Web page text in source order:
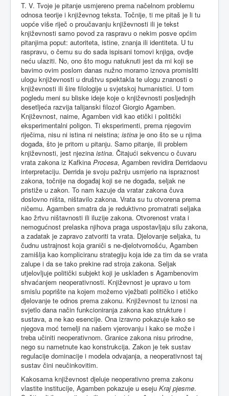
T. V. Tvoje je pitanje usmjereno prema načelnom problemu
odnosa teorije i književnog teksta. Točnije, ti me pitaš je li tu
uopće više riječ o proučavanju književnosti ili je tekst
književnosti samo povod za raspravu o nekim posve općim
pitanjima poput: autoriteta, istine, znanja ili identiteta. U tu
raspravu, o čemu su do sada ispisani tomovi knjiga, ovdje
neću ulaziti. No, ono što mogu natuknuti jest da mi koji se
bavimo ovim poslom danas nužno moramo iznova promisliti
ulogu književnosti u društvu spektakla te ulogu znanosti o
književnosti ili šire filologije u svjetskoj humanistici. U tom
pogledu meni su bliske ideje koje o književnosti posljednjih
desetljeća razvija talijanski filozof Giorgio Agamben.
Književnost, naime, Agamben vidi kao etički i politički
eksperimentalni poligon. Ti eksperimenti, prema njegovim
riječima, nisu ni istina ni neistina; istina je ono što se u njima
događa, što je pritom u pitanju. Samo pitanje, ili problem
književnosti, jest njezina istina. Čitajući sekvencu o čuvaru
vrata zakona iz Kafkina Procesa, Agamben revidira Derridaovu
interpretaciju. Derrida je svoju pažnju usmjerio na ispraznost
zakona, točnije na događaj koji se ne događa, seljak ne
pristiže u zakon. To nam kazuje da vratar zakona čuva
doslovno ništa, ništavilo zakona. Vrata su tu otvorena prema
ničemu. Agamben smatra da je reduktivno promatrati seljaka
kao žrtvu ništavnosti ili iluzije zakona. Otvorenost vrata i
nemogućnost prelaska njihova praga uspostavljaju silu zakona,
a zadatak je zapravo zatvoriti ta vrata. Djelovanje seljaka, tu
čudnu ustrajnost koja graniči s ne-djelotvornošću, Agamben
zamišlja kao kompliciranu strategiju koja ide za tim da se vrata
zalupe i da se tako prekine rad stroja zakona. Seljak
utjelovljuje politički subjekt koji je usklađen s Agambenovim
shvaćanjem neoperativnosti. Književnost je upravo u tom
smislu poprište na kojem možemo vježbati političko i etičko
djelovanje te odnos prema zakonu. Književnost tu iznosi na
svjetlo dana način funkcioniranja zakona kao strukture i
sustava, a ne kao esencije. Ona izravno pokazuje kako se
njegova moć temelji na našem vjerovanju i kako se može i
treba učiniti neoperativnom. Granice zakona nisu prirodne,
nego su nametnute kao konstrukcija. Zakon je tek sustav
regulacije dominacije i modela odvajanja, a neoperativnost taj
sustav čini neučinkovitim.
Kakosama književnost djeluje neoperativno prema zakonu
vlastite institucije, Agamben pokazuje u eseju Kraj pjesme.